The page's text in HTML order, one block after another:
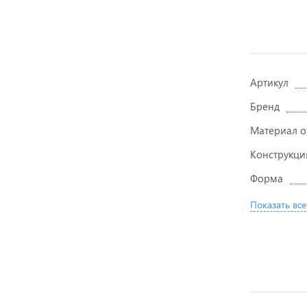
Артикул
Бренд
Материал
Форма
Показать все